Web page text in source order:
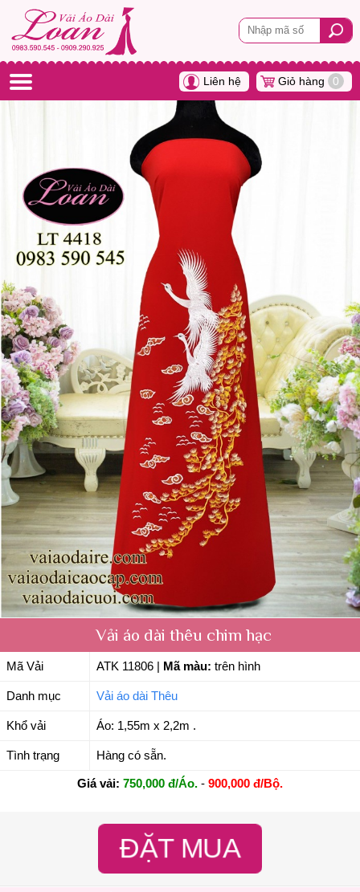
Liên hệ Giỏ hàng 0
Vải áo dài thêu chim hạc
Mã Vải ATK 11806 Mã màu: trên hình
Danh mục Vải áo dài Thêu
Khổ vải Áo: 1,55m x 2,2m .
Tình trạng Hàng có sẵn.
Giá vải: 750,000 đ/Áo. - 900,000 đ/Bộ.
ĐẶT MUA